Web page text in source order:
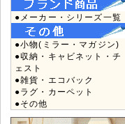
●メーカー・シリーズ一覧
●小物(ミラー・マガジン)
●収納・キャビネット・チ
ェスト
●雑貨・エコバック
●ラグ・カーペット
●その他